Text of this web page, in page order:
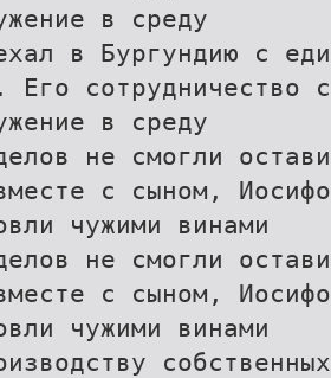
в среду
в Бургундию с
Его сотрудничество
в среду
не смогли
с сыном,
чужими винами
не смогли
с сыном,
чужими винами